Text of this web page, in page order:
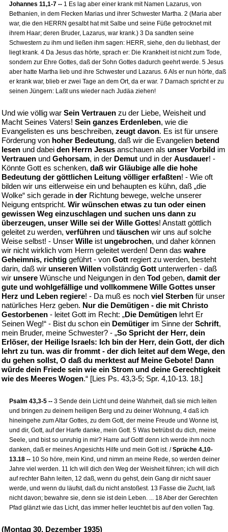
Johannes 11,1-7 -- 1 Es lag aber einer krank mit Namen Lazarus, von
Bethanien, in dem Flecken Marias und ihrer Schwester Martha. 2 (Maria aber
war, die den HERRN gesalbt hat mit Salbe und seine Füße getrocknet mit
ihrem Haar; deren Bruder, Lazarus, war krank.) 3 Da sandten seine
Schwestern zu ihm und ließen ihm sagen: HERR, siehe, den du liebhast, der
liegt krank. 4 Da Jesus das hörte, sprach er: Die Krankheit ist nicht zum Tode,
sondern zur Ehre Gottes, daß der Sohn Gottes dadurch geehrt werde. 5 Jesus
aber hatte Martha lieb und ihre Schwester und Lazarus. 6 Als er nun hörte, daß
er krank war, blieb er zwei Tage an dem Ort, da er war. 7 Darnach spricht er zu
seinen Jüngern: Laßt uns wieder nach Judäa ziehen!
Und wie völlig war Sein Vertrauen zu der Liebe, Weisheit und
Macht Seines Vaters! Sein ganzes Erdenleben, wie die
Evangelisten es uns beschreiben, zeugt davon. Es ist für unsere
Förderung von hoher Bedeutung, daß wir die Evangelien betend
lesen und dabei den Herrn Jesus anschauen als unser Vorbild im
Vertrauen und Gehorsam, in der Demut und in der Ausdauer! -
Könnte Gott es schenken, daß wir Gläubige alle die hohe
Bedeutung der göttlichen Leitung völliger erfaßten! - Wie oft
bilden wir uns eitlerweise ein und behaupten es kühn, daß „die
Wolke“ sich gerade in der Richtung bewege, welche unserer
Neigung entspricht. Wir wünschen etwas zu tun oder einen
gewissen Weg einzuschlagen und suchen uns dann zu
überzeugen, unser Wille sei der Wille Gottes! Anstatt göttlich
geleitet zu werden, verführen und täuschen wir uns auf solche
Weise selbst! - Unser Wille ist ungebrochen, und daher können
wir nicht wirklich vom Herrn geleitet werden! Denn das wahre
Geheimnis, richtig geführt - von Gott regiert zu werden, besteht
darin, daß wir unseren Willen vollständig Gott unterwerfen - daß
wir unsere Wünsche und Neigungen in den Tod geben, damit der
gute und wohlgefällige und vollkommene Wille Gottes unser
Herz und Leben regiere! - Da muß es noch viel Sterben für unser
natürliches Herz geben. Nur die Demütigen - die mit Christo
Gestorbenen - leitet Gott im Recht: „Die Demütigen lehrt Er
Seinen Weg!“ - Bist du schon ein Demütiger im Sinne der Schrift,
mein Bruder, meine Schwester? - „So Spricht der Herr, dein
Erlöser, der Heilige Israels: Ich bin der Herr, dein Gott, der dich
lehrt zu tun. was dir frommt - der dich leitet auf dem Wege, den
du gehen sollst, O daß du merktest auf Meine Gebote! Dann
würde dein Friede sein wie ein Strom und deine Gerechtigkeit
wie des Meeres Wogen.“ [Lies Ps. 43,3-5; Spr. 4,10-13. 18.]
Psalm 43,3-5 -- 3 Sende dein Licht und deine Wahrheit, daß sie mich leiten
und bringen zu deinem heiligen Berg und zu deiner Wohnung, 4 daß ich
hineingehe zum Altar Gottes, zu dem Gott, der meine Freude und Wonne ist,
und dir, Gott, auf der Harfe danke, mein Gott. 5 Was betrübst du dich, meine
Seele, und bist so unruhig in mir? Harre auf Gott! denn ich werde ihm noch
danken, daß er meines Angesichts Hilfe und mein Gott ist. /Sprüche 4,10-
13.18 -- 10 So höre, mein Kind, und nimm an meine Rede, so werden deiner
Jahre viel werden. 11 Ich will dich den Weg der Weisheit führen; ich will dich
auf rechter Bahn leiten, 12 daß, wenn du gehst, dein Gang dir nicht sauer
werde, und wenn du läufst, daß du nicht anstoßest. 13 Fasse die Zucht, laß
nicht davon; bewahre sie, denn sie ist dein Leben. ... 18 Aber der Gerechten
Pfad glänzt wie das Licht, das immer heller leuchtet bis auf den vollen Tag.
(Montag 30. Dezember 1935)